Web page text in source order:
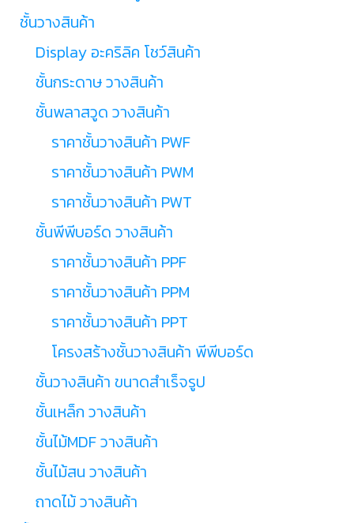
ชั้นวางสินค้า
Display อะคริลิค โชว์สินค้า
ชั้นกระดาษ วางสินค้า
ชั้นพลาสวูด วางสินค้า
ราคาชั้นวางสินค้า PWF
ราคาชั้นวางสินค้า PWM
ราคาชั้นวางสินค้า PWT
ชั้นพีพีบอร์ด วางสินค้า
ราคาชั้นวางสินค้า PPF
ราคาชั้นวางสินค้า PPM
ราคาชั้นวางสินค้า PPT
โครงสร้างชั้นวางสินค้า พีพีบอร์ด
ชั้นวางสินค้า ขนาดสำเร็จรูป
ชั้นเหล็ก วางสินค้า
ชั้นไม้MDF วางสินค้า
ชั้นไม้สน วางสินค้า
ถาดไม้ วางสินค้า